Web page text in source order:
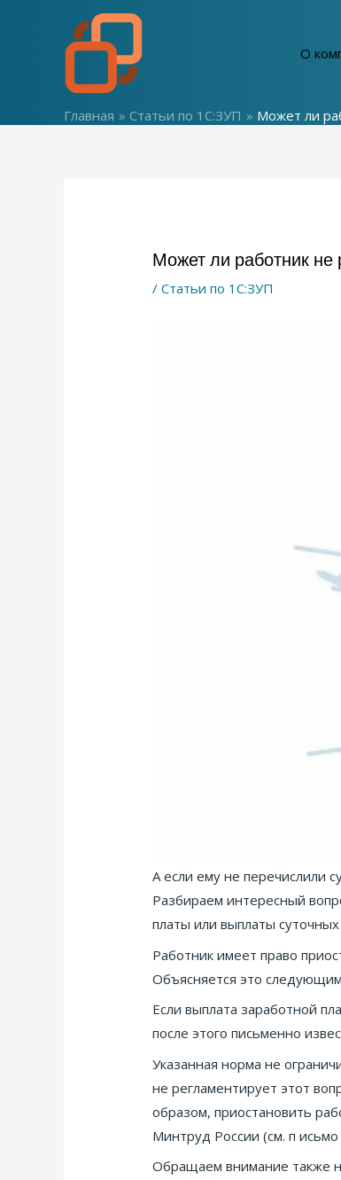
О
Главная Статьи по 1С:ЗУП Может ли
Может ли работник не
/Статьи по 1С:ЗУП
А если ему не перечислили
Разбираем интересный
платы или выплаты
Работник имеет право
Объясняется это
Если выплата заработной
после этого письменно
Указанная норма не
не регламентирует этот
образом, приостановить
Минтруд России (см. п
Обращаем внимание также